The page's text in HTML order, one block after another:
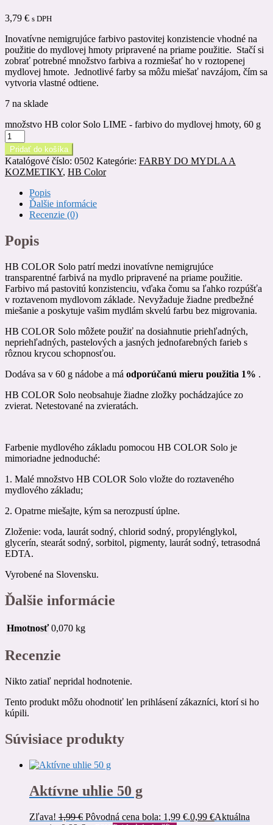
3,79 € s DPH
Inovatívne nemigrujúce farbivo pastovitej konzistencie vhodné na
použitie do mydlovej hmoty pripravené na priame použitie. Stačí si
zobrať potrebné množstvo farbiva a rozmiešať ho v roztopenej
mydlovej hmote. Jednotlivé farby sa môžu miešať navzájom, čím sa
vytvoria vlastné odtiene.
7 na sklade
množstvo HB color Solo LIME - farbivo do mydlovej hmoty, 60 g
Pridať do košíka
Katalógové číslo: 0502 Kategórie: FARBY DO MYDLA A
KOZMETIKY, HB Color
Popis
Ďalšie informácie
Recenzie (0)
Popis
HB COLOR Solo patrí medzi inovatívne nemigrujúce
transparentné farbivá na mydlo pripravené na priame použitie.
Farbivo má pastovitú konzistenciu, vďaka čomu sa ľahko rozpúšťa
v roztavenom mydlovom základe. Nevyžaduje žiadne predbežné
miešanie a poskytuje vašim mydlám skvelú farbu bez migrovania.
HB COLOR Solo môžete použiť na dosiahnutie priehľadných,
nepriehľadných, pastelových a jasných jednofarebných farieb s
rôznou krycou schopnosťou.
Dodáva sa v 60 g nádobe a má odporúčanú mieru použitia 1% .
HB COLOR Solo neobsahuje žiadne zložky pochádzajúce zo
zvierat. Netestované na zvieratách.
Farbenie mydlového základu pomocou HB COLOR Solo je
mimoriadne jednoduché:
1. Malé množstvo HB COLOR Solo vložte do roztaveného
mydlového základu;
2. Opatrne miešajte, kým sa nerozpustí úplne.
Zloženie: voda, laurát sodný, chlorid sodný, propylénglykol,
glycerín, stearát sodný, sorbitol, pigmenty, laurát sodný, tetrasodná
EDTA.
Vyrobené na Slovensku.
Ďalšie informácie
Hmotnosť 0,070 kg
Recenzie
Nikto zatiaľ nepridal hodnotenie.
Tento produkt môžu ohodnotiť len prihlásení zákazníci, ktorí si ho
kúpili.
Súvisiace produkty
Aktívne uhlie 50 g
Zľava! 1,99€ Pôvodná cena bola: 1,99 €.0,99 €Aktuálna